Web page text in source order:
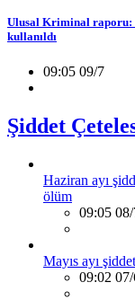
Ulusal Kriminal raporu:
kullanıldı
09:05 09/7
Şiddet
Haziran ayı
ölüm
09:05
Mayıs ayı
09:02